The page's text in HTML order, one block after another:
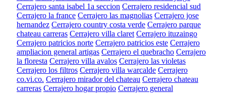
Cerrajero santa isabel 1a seccion Cerrajero residencial sud
Cerrajero la france Cerrajero las magnolias Cerrajero jose
hernandez Cerrajero country costa verde Cerrajero parque
chateau carreras Cerrajero villa claret Cerrajero ituzaingo
Cerrajero patricios norte Cerrajero patricios este Cerrajero
ampliacion general artigas Cerrajero el quebracho Cerrajero
la floresta Cerrajero villa avalos Cerrajero las violetas
Cerrajero los filtros Cerrajero villa warcalde Cerrajero
co.vi.co. Cerrajero mirador del chateau Cerrajero chateau
carreras Cerrajero hogar propio Cerrajero general